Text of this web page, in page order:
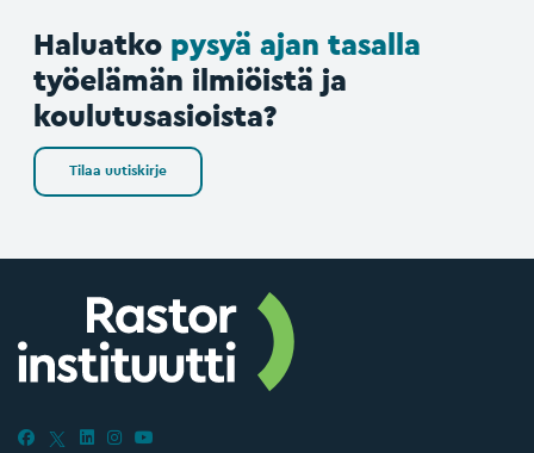
Haluatko pysyä ajan tasalla
työelämän ilmiöistä ja
koulutusasioista?
Tilaa uutiskirje